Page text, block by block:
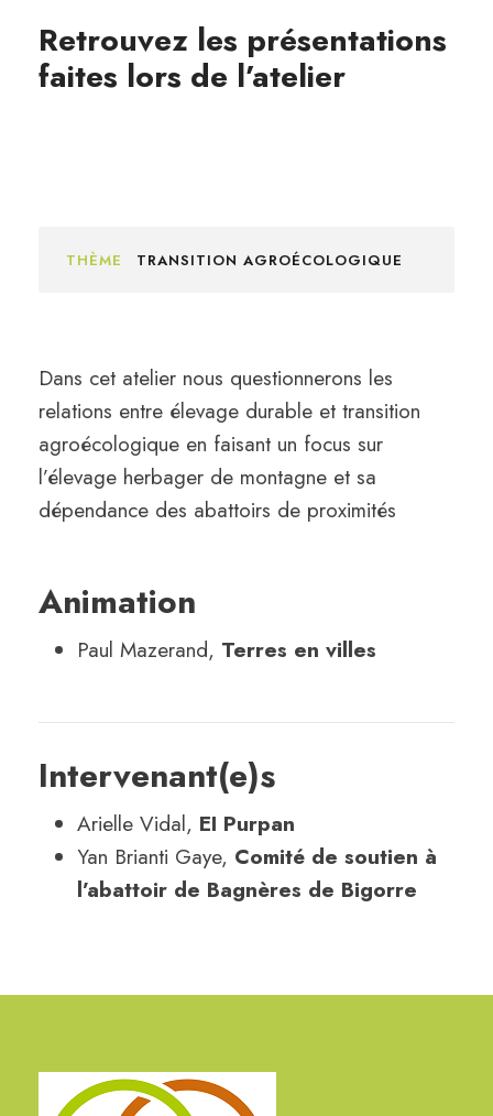
Retrouvez les présentations
faites lors de l’atelier
THÈME TRANSITION AGROÉCOLOGIQUE
Dans cet atelier nous questionnerons les
relations entre élevage durable et transition
agroécologique en faisant un focus sur
l’élevage herbager de montagne et sa
dépendance des abattoirs de proximités
Animation
Paul Mazerand, Terres en villes
Intervenant(e)s
Arielle Vidal, EI Purpan
Yan Brianti Gaye, Comité de soutien à
l’abattoir de Bagnères de Bigorre